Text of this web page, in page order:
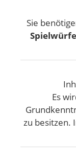
Sie
Es
zu besitzen.